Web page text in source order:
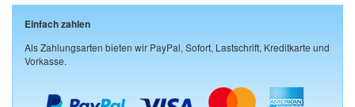
Einfach zahlen
Als Zahlungsarten bieten wir PayPal, Sofort, Lastschrift, Kreditkarte und
Vorkasse.